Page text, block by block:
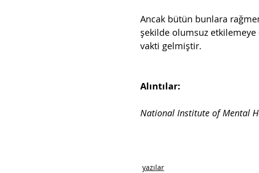
Ancak bütün bunlara
şekilde olumsuz
vakti gelmiştir.
Alıntılar:
National Institute of Mental
yazılar